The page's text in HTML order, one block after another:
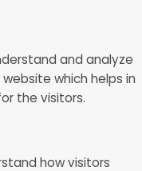
and analyze
which helps in
the visitors.
how visitors